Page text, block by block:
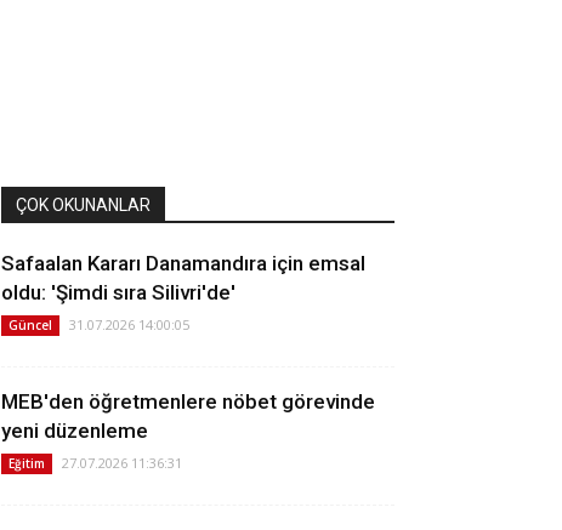
ÇOK OKUNANLAR
Safaalan Kararı Danamandıra için emsal
oldu: 'Şimdi sıra Silivri'de'
Güncel 31.07.2026 14:00:05
MEB'den öğretmenlere nöbet görevinde
yeni düzenleme
Eğitim 27.07.2026 11:36:31